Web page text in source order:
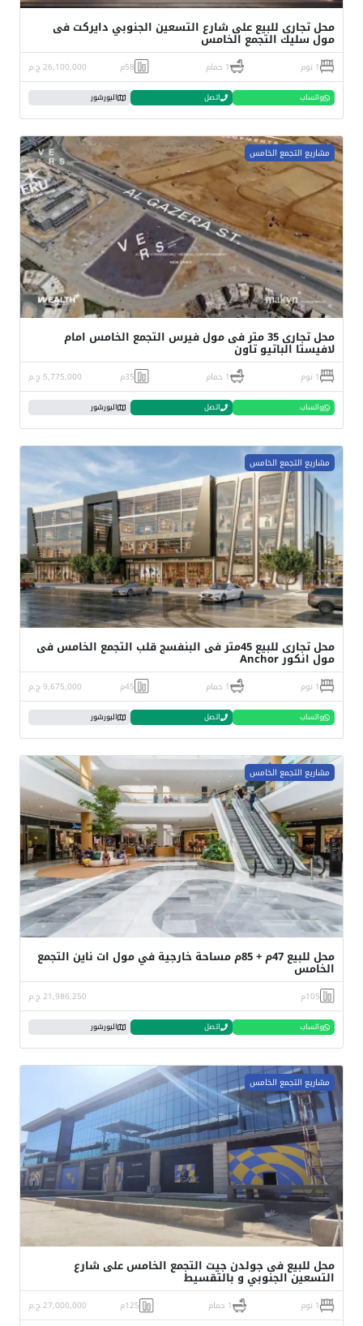
محل تجارى للبيع على شارع التسعين الجنوبي دايركت فى
مول سليك التجمع الخامس
1 نوم 1 حمام 58م 26,100,000 ج.م
واتساب اتصل البورشور
مشاريع التجمع الخامس
محل تجارى 35 متر فى مول فيرس التجمع الخامس امام
لافيستا الباتيو تاون
1 نوم 1 حمام 35م 5,775,000 ج.م
واتساب اتصل البورشور
مشاريع التجمع الخامس
محل تجارى للبيع 45متر فى البنفسج قلب التجمع الخامس فى
مول انكور Anchor
1 نوم 1 حمام 45م 9,675,000 ج.م
واتساب اتصل البورشور
مشاريع التجمع الخامس
محل للبيع 47م + 85م مساحة خارجية في مول ات ناين التجمع
الخامس
105م 21,986,250 ج.م
واتساب اتصل البورشور
مشاريع التجمع الخامس
محل للبيع فى جولدن جيت التجمع الخامس على شارع
التسعين الجنوبي و بالتقسيط
1 نوم 1 حمام 125م 27,000,000 ج.م